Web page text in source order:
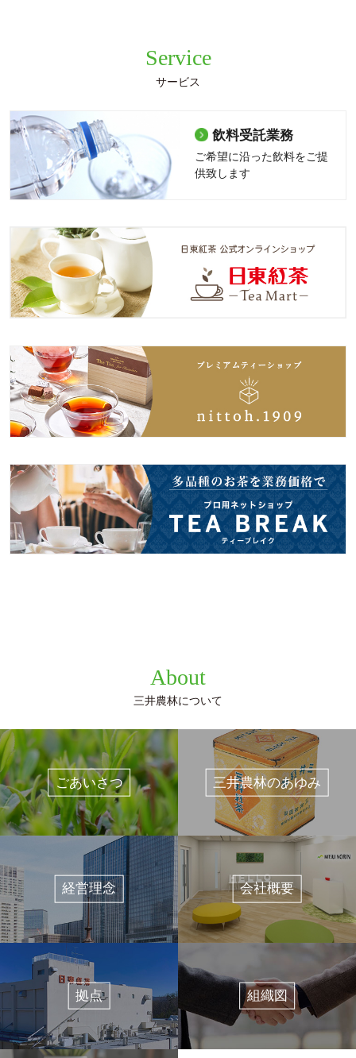
Service
サービス
飲料受託業務
ご希望に沿った飲料をご提
供致します
About
三井農林について
ごあいさつ 三井農林のあゆみ
経営理念 会社概要
拠点 組織図